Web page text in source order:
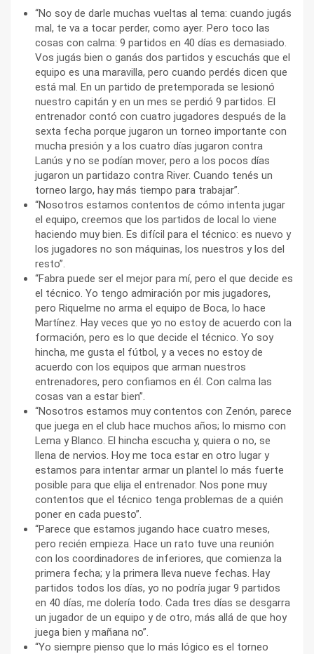
“No soy de darle muchas vueltas al tema: cuando jugás
mal, te va a tocar perder, como ayer. Pero toco las
cosas con calma: 9 partidos en 40 días es demasiado.
Vos jugás bien o ganás dos partidos y escuchás que el
equipo es una maravilla, pero cuando perdés dicen que
está mal. En un partido de pretemporada se lesionó
nuestro capitán y en un mes se perdió 9 partidos. El
entrenador contó con cuatro jugadores después de la
sexta fecha porque jugaron un torneo importante con
mucha presión y a los cuatro días jugaron contra
Lanús y no se podían mover, pero a los pocos días
jugaron un partidazo contra River. Cuando tenés un
torneo largo, hay más tiempo para trabajar”.
“Nosotros estamos contentos de cómo intenta jugar
el equipo, creemos que los partidos de local lo viene
haciendo muy bien. Es difícil para el técnico: es nuevo y
los jugadores no son máquinas, los nuestros y los del
resto”.
“Fabra puede ser el mejor para mí, pero el que decide es
el técnico. Yo tengo admiración por mis jugadores,
pero Riquelme no arma el equipo de Boca, lo hace
Martínez. Hay veces que yo no estoy de acuerdo con la
formación, pero es lo que decide el técnico. Yo soy
hincha, me gusta el fútbol, y a veces no estoy de
acuerdo con los equipos que arman nuestros
entrenadores, pero confiamos en él. Con calma las
cosas van a estar bien”.
“Nosotros estamos muy contentos con Zenón, parece
que juega en el club hace muchos años; lo mismo con
Lema y Blanco. El hincha escucha y, quiera o no, se
llena de nervios. Hoy me toca estar en otro lugar y
estamos para intentar armar un plantel lo más fuerte
posible para que elija el entrenador. Nos pone muy
contentos que el técnico tenga problemas de a quién
poner en cada puesto”.
“Parece que estamos jugando hace cuatro meses,
pero recién empieza. Hace un rato tuve una reunión
con los coordinadores de inferiores, que comienza la
primera fecha; y la primera lleva nueve fechas. Hay
partidos todos los días, yo no podría jugar 9 partidos
en 40 días, me dolería todo. Cada tres días se desgarra
un jugador de un equipo y de otro, más allá de que hoy
juega bien y mañana no”.
“Yo siempre pienso que lo más lógico es el torneo